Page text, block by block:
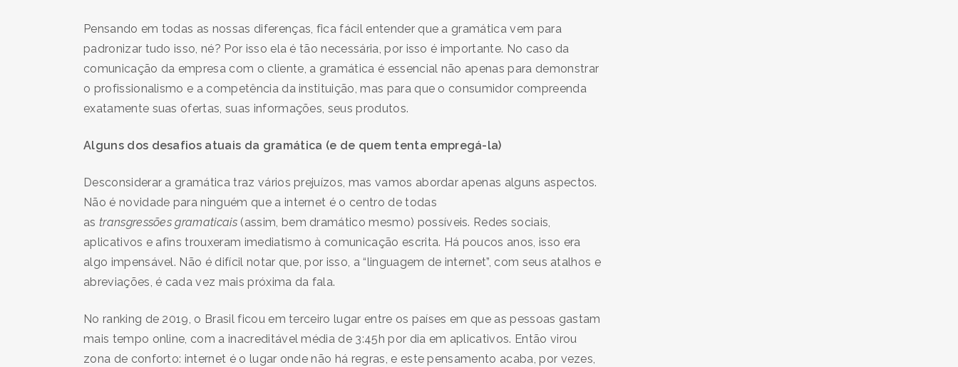
Pensando em todas as nossas diferenças, fica fácil entender que a gramática vem para
padronizar tudo isso, né? Por isso ela é tão necessária, por isso é importante. No caso da
comunicação da empresa com o cliente, a gramática é essencial não apenas para demonstrar
o profissionalismo e a competência da instituição, mas para que o consumidor compreenda
exatamente suas ofertas, suas informações, seus produtos.
Alguns dos desafios atuais da gramática (e de quem tenta empregá-la)
Desconsiderar a gramática traz vários prejuízos, mas vamos abordar apenas alguns aspectos.
Não é novidade para ninguém que a internet é o centro de todas
as transgressões gramaticais (assim, bem dramático mesmo) possíveis. Redes sociais,
aplicativos e afins trouxeram imediatismo à comunicação escrita. Há poucos anos, isso era
algo impensável. Não é difícil notar que, por isso, a “linguagem de internet”, com seus atalhos e
abreviações, é cada vez mais próxima da fala.
No ranking de 2019, o Brasil ficou em terceiro lugar entre os países em que as pessoas gastam
mais tempo online, com a inacreditável média de 3:45h por dia em aplicativos. Então virou
zona de conforto: internet é o lugar onde não há regras, e este pensamento acaba, por vezes,